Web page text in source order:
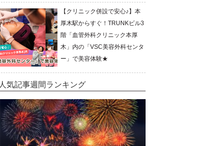
【クリニック併設で安心♪】本
厚木駅からすぐ！TRUNKビル3
階「血管外科クリニック本厚
木」内の「VSC美容外科センタ
ー」で美容体験★
人気記事週間ランキング